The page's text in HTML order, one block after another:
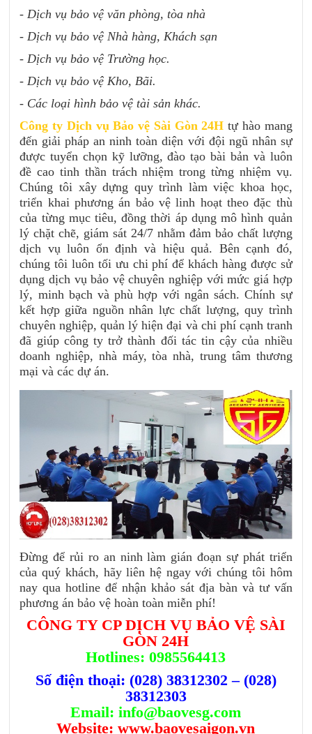
- Dịch vụ bảo vệ văn phòng, tòa nhà
- Dịch vụ bảo vệ Nhà hàng, Khách sạn
- Dịch vụ bảo vệ Trường học.
- Dịch vụ bảo vệ Kho, Bãi.
- Các loại hình bảo vệ tài sản khác.
Công ty Dịch vụ Bảo vệ Sài Gòn 24H tự hào mang
đến giải pháp an ninh toàn diện với đội ngũ nhân sự
được tuyển chọn kỹ lưỡng, đào tạo bài bản và luôn
đề cao tinh thần trách nhiệm trong từng nhiệm vụ.
Chúng tôi xây dựng quy trình làm việc khoa học,
triển khai phương án bảo vệ linh hoạt theo đặc thù
của từng mục tiêu, đồng thời áp dụng mô hình quản
lý chặt chẽ, giám sát 24/7 nhằm đảm bảo chất lượng
dịch vụ luôn ổn định và hiệu quả. Bên cạnh đó,
chúng tôi luôn tối ưu chi phí để khách hàng được sử
dụng dịch vụ bảo vệ chuyên nghiệp với mức giá hợp
lý, minh bạch và phù hợp với ngân sách. Chính sự
kết hợp giữa nguồn nhân lực chất lượng, quy trình
chuyên nghiệp, quản lý hiện đại và chi phí cạnh tranh
đã giúp công ty trở thành đối tác tin cậy của nhiều
doanh nghiệp, nhà máy, tòa nhà, trung tâm thương
mại và các dự án.
Đừng để rủi ro an ninh làm gián đoạn sự phát triển
của quý khách, hãy liên hệ ngay với chúng tôi hôm
nay qua hotline để nhận khảo sát địa bàn và tư vấn
phương án bảo vệ hoàn toàn miễn phí!
CÔNG TY CP DỊCH VỤ BẢO VỆ SÀI
GÒN 24H
Hotlines: 0985564413
Số điện thoại: (028) 38312302 – (028)
38312303
Email:info@baovesg.com
Website:www.baovesaigon.vn